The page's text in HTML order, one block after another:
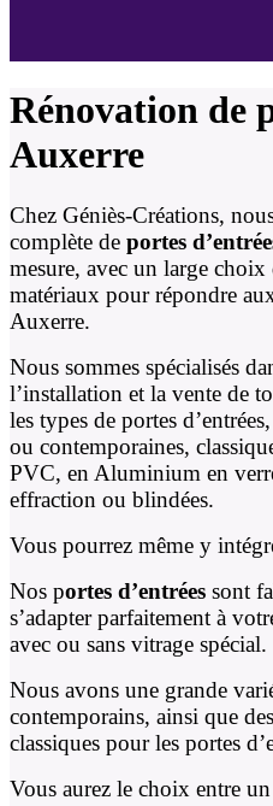
Rénovation de
Auxerre
Chez Géniès-Créations,
complète de portes
mesure, avec un large choix
matériaux pour répondre
Auxerre.
Nous sommes spécialisés
l’installation et la vente de
les types de portes
ou contemporaines,
PVC, en Aluminium en
effraction ou blindées.
Vous pourrez même y
Nos portes d’entrées sont
s’adapter parfaitement à
avec ou sans vitrage spécial.
Nous avons une grande
contemporains, ainsi que
classiques pour les portes
Vous aurez le choix entre